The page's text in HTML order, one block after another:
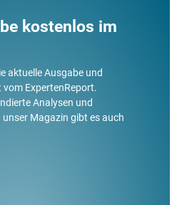
kostenlos im
aktuelle Ausgabe und
vom ExpertenReport.
Analysen und
Magazin gibt es auch